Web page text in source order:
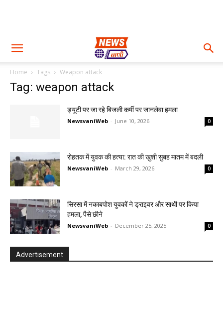
Home Tags Weapon attack
Tag: weapon attack
ड्यूटी पर जा रहे बिजली कर्मी पर जानलेवा हमला
NewsvaniWeb - June 10, 2026 0
रोहतक में युवक की हत्या: रात की खुशी सुबह मातम में बदली
NewsvaniWeb - March 29, 2026 0
सिरसा में नकाबपोश युवकों ने ड्राइवर और साथी पर किया
हमला, पैसे छीने
NewsvaniWeb - December 25, 2025 0
Advertisement